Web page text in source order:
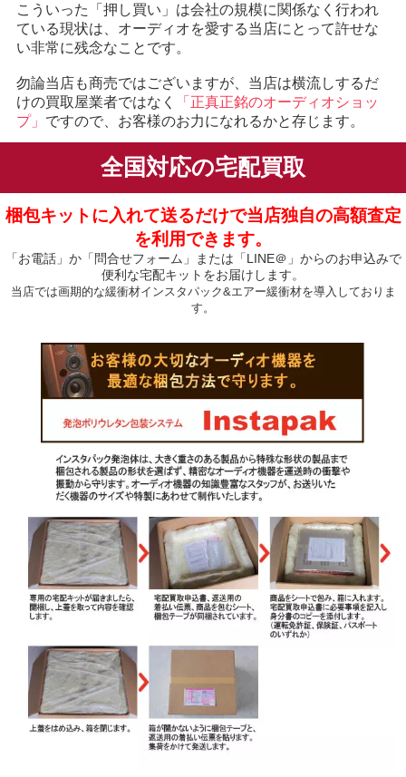
こういった「押し買い」は会社の規模に関係なく行われ
ている現状は、オーディオを愛する当店にとって許せな
い非常に残念なことです。
勿論当店も商売ではございますが、当店は横流しするだ
けの買取屋業者ではなく
「正真正銘のオーディオショッ
プ」 ですので、お客様のお力になれるかと存じます。
全国対応の宅配買取
梱包キットに入れて送るだけで当店独自の高額査定
を利用できます。
「お電話」か「問合せフォーム」または「LINE＠」からのお申込みで
便利な宅配キットをお届けします。
当店では画期的な緩衝材インスタパック&エアー緩衝材を導入しておりま
す。